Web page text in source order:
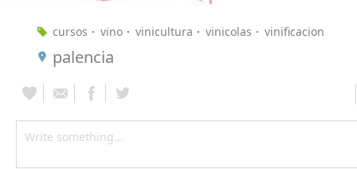
cursos vino vinicultura vinicolas vinificacion
palencia